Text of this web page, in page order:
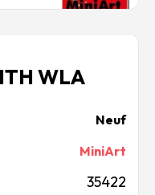
WLA
Neuf
MiniArt
35422